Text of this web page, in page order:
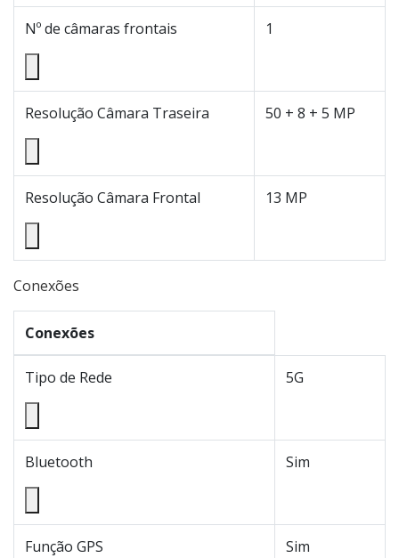
Nº de câmaras frontais 1
Resolução Câmara Traseira 50 + 8 + 5 MP
Resolução Câmara Frontal 13 MP
Conexões
Conexões
Tipo de Rede 5G
Bluetooth Sim
Função GPS Sim